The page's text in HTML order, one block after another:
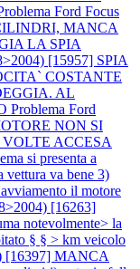
Ford Focus
MANCA
LA SPIA
[15957] SPIA
COSTANTE
AL
Problema Ford
NON SI
VOLTE ACCESA
si presenta a
vettura va bene 3)
il motore
[16263]
notevolmente> la
§ § > km veicolo
[16397] MANCA